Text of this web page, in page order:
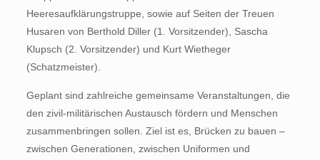
Heeresaufklärungstruppe, sowie auf Seiten der Treuen
Husaren von Berthold Diller (1. Vorsitzender), Sascha
Klupsch (2. Vorsitzender) und Kurt Wietheger
(Schatzmeister).
Geplant sind zahlreiche gemeinsame Veranstaltungen, die
den zivil-militärischen Austausch fördern und Menschen
zusammenbringen sollen. Ziel ist es, Brücken zu bauen –
zwischen Generationen, zwischen Uniformen und